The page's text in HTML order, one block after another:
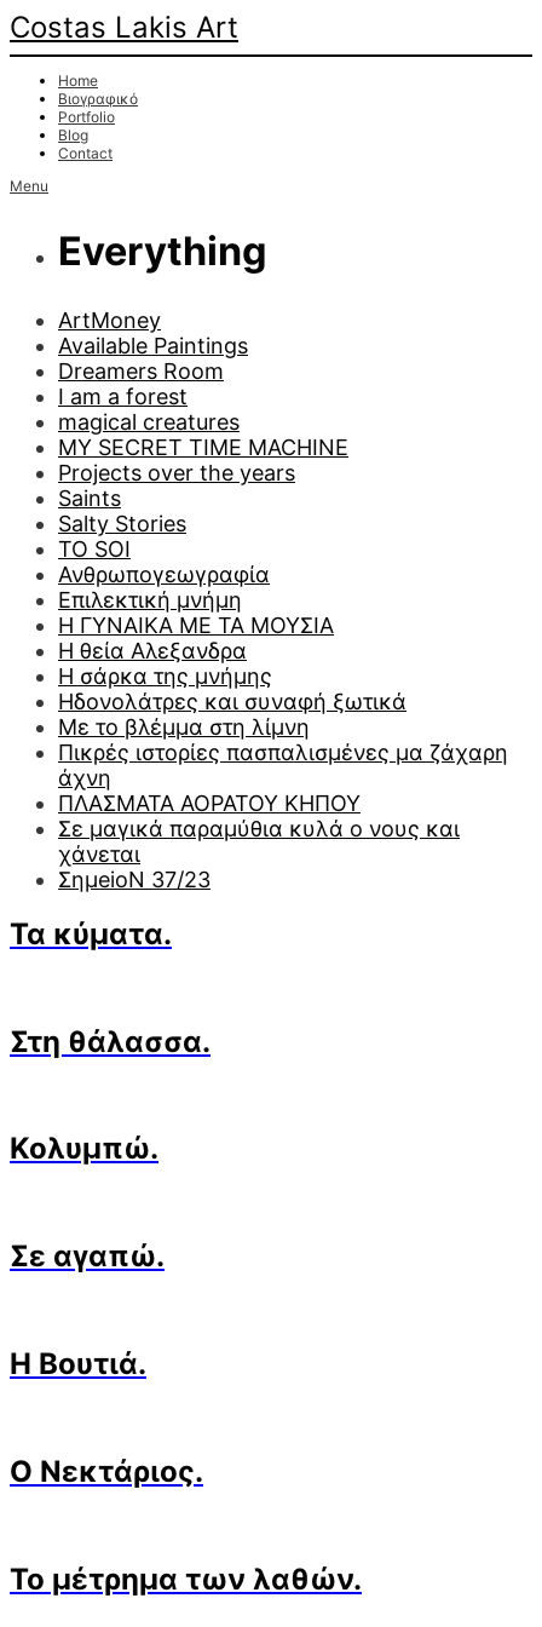
Costas Lakis Art
Home
Βιογραφικό
Portfolio
Blog
Contact
Menu
Everything
ArtMoney
Available Paintings
Dreamers Room
I am a forest
magical creatures
MY SECRET TIME MACHINE
Projects over the years
Saints
Salty Stories
TO SOI
Ανθρωπογεωγραφία
Επιλεκτική μνήμη
Η ΓΥΝΑΙΚΑ ΜΕ ΤΑ ΜΟΥΣΙΑ
Η θεία Αλεξανδρα
Η σάρκα της μνήμης
Ηδονολάτρες και συναφή ξωτικά
Με το βλέμμα στη λίμνη
Πικρές ιστορίες πασπαλισμένες μα ζάχαρη
άχνη
ΠΛΑΣΜΑΤΑ ΑΟΡΑΤΟΥ ΚΗΠΟΥ
Σε μαγικά παραμύθια κυλά ο νους και
χάνεται
ΣημeioN 37/23
Τα κύματα.
Στη θάλασσα.
Κολυμπώ.
Σε αγαπώ.
H Βουτιά.
Ο Νεκτάριος.
Το μέτρημα των λαθών.